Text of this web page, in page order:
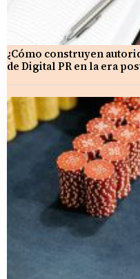
¿Cómo construyen
de Digital PR en la era